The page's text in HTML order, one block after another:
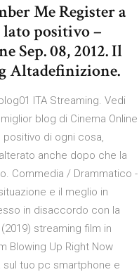
Me Register a
positivo –
Sep. 08, 2012. Il
Altadefinizione.
ITA Streaming. Vedi
blog di Cinema Online
positivo di ogni cosa,
anche dopo che la
Commedia / Drammatico -
e il meglio in
in disaccordo con la
streaming film in
Blowing Up Right Now
sul tuo pc smartphone e